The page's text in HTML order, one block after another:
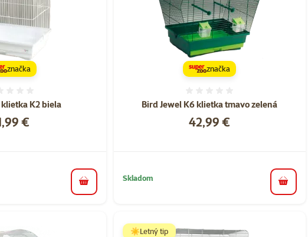
K2 biela
€
značka
do košíka
Bird Jewel K6 klietka tmavo zelená
Cena
42,99 €
značka
Skladom
do
☀️Letný tip